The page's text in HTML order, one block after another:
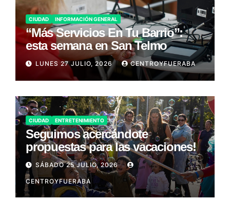
CIUDAD INFORMACIÓN GENERAL
“Más Servicios En Tu Barrio”:
esta semana en San Telmo
LUNES 27 JULIO, 2026 CENTROYFUERABA
CIUDAD ENTRETENIMIENTO
Seguimos acercándote
propuestas para las vacaciones!
SÁBADO 25 JULIO, 2026
CENTROYFUERABA